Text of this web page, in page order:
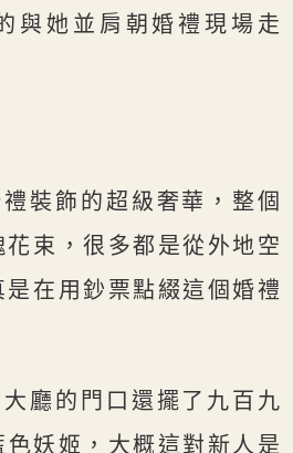
與她並肩朝婚禮現場走
裝飾的超級奢華，整個
束，很多都是從外地空
在用鈔票點綴這個婚禮
廳的門口還擺了九百九
色妖姬，大概這對新人是